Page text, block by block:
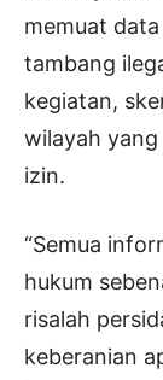
memuat
tambang
kegiatan,
wilayah
izin.
“Semua
hukum
risalah
keberanian